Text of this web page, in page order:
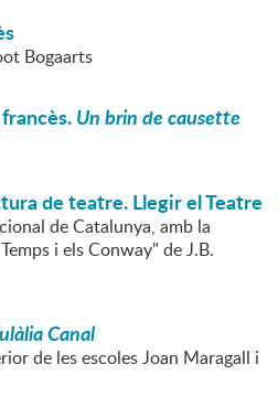
Bogaarts
Un brin de causette
de teatre. Llegir el Teatre
de Catalunya, amb la
i els Conway" de J.B.
Canal
de les escoles Joan Maragall i